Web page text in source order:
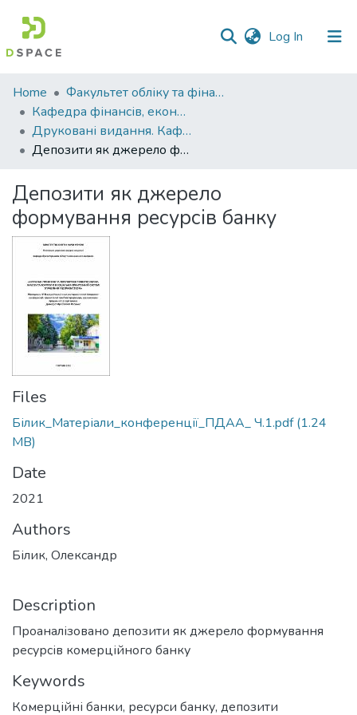
Log In (current)
Communities
&
Collections
All of DSpace
Statistics
Home
Факультет обліку та фінансів
Кафедра фінансів, економічних досліджень і туризму
Друковані видання. Кафедра фінансів, економічних досліджень і туризму
Депозити як джерело формування ресурсів банку
Депозити як джерело
формування ресурсів банку
Files
Білик_Матеріали_конференції_ПДАА_ Ч.1.pdf(1.24
MB)
Date
2021
Authors
Білик, Олександр
Description
Проаналізовано депозити як джерело формування
ресурсів комерційного банку
Keywords
Комерційні банки, ресурси банку, депозити